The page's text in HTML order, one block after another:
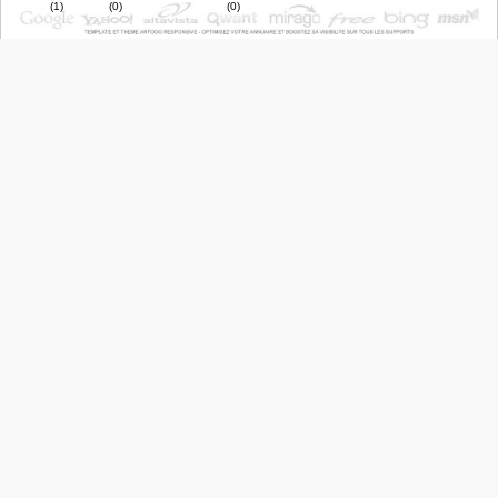
(1) (0) (0)